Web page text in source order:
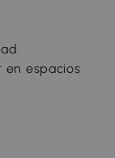
en espacios